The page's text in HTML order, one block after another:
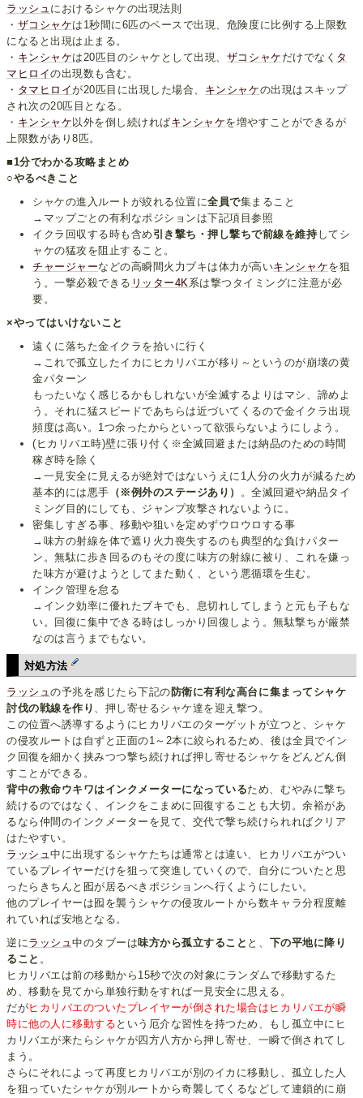
ラッシュ におけるシャケの出現法則
・ ザコシャケは1秒間に6匹のペースで出現、危険度に比例する上限数
になると出現は止まる。
・ キンシャケは20匹目のシャケとして出現、 ザコシャケ だけでなく タ
マヒロイの出現数も含む。
・ タマヒロイが20匹目に出現した場合、 キンシャケの出現はスキップ
され次の20匹目となる。
・ キンシャケ以外を倒し続ければキンシャケを増やすことができるが
上限数があり8匹。
■1分でわかる攻略まとめ
○やるべきこと
シャケの進入ルートが絞れる位置に全員で集まること
→マップごとの有利なポジションは下記項目参照
イクラ回収する時も含め 引き撃ち・押し撃ちで前線を維持 してシ
ャケの猛攻を阻止すること。
チャージャーなどの高瞬間火力ブキは体力が高いキンシャケを狙
う。一撃必殺できる リッター4K 系は撃つタイミングに注意が必
要。
×やってはいけないこと
遠くに落ちた金イクラを拾いに行く
→これで孤立したイカにヒカリバエが移り～というのが崩壊の黄
金パターン
もったいなく感じるかもしれないが全滅するよりはマシ、諦めよ
う。それに猛スピードであちらは近づいてくるので金イクラ出現
頻度は高い。1つ余ったからといって欲張らないようにしよう。
(ヒカリバエ時)壁に張り付く※全滅回避または納品のための時間
稼ぎ時を除く
→一見安全に見えるが絶対ではないうえに1人分の火力が減るため
基本的には悪手 （※例外のステージあり） 。全滅回避や納品タイ
ミング目的にしても、ジャンプ攻撃されないように。
密集しすぎる事、移動や狙いを定めずウロウロする事
→味方の射線を体で遮り火力喪失するのも典型的な負けパター
ン。無駄に歩き回るのもその度に味方の射線に被り、これを嫌っ
た味方が避けようとしてまた動く、という悪循環を生む。
インク管理を怠る
→インク効率に優れたブキでも、息切れしてしまうと元も子もな
い。回復に集中できる時はしっかり回復しよう。無駄撃ちが厳禁
なのは言うまでもない。
対処方法
ラッシュの予兆を感じたら下記の 防衛に有利な高台に集まってシャケ
討伐の戦線を作り 、押し寄せるシャケ達を迎え撃つ。
この位置へ誘導するようにヒカリバエのターゲットが立つと、シャケ
の侵攻ルートは自ずと正面の1～2本に絞られるため、後は全員でイン
ク回復を細かく挟みつつ撃ち続ければ押し寄せるシャケをどんどん倒
すことができる。
背中の救命ウキワはインクメーターになっているため、むやみに撃ち
続けるのではなく、インクをこまめに回復することも大切。余裕があ
るなら仲間のインクメーターを見て、交代で撃ち続けられればクリア
はたやすい。
ラッシュ中に出現するシャケたちは通常とは違い、ヒカリバエがつい
ているプレイヤーだけを狙って突進していくので、自分についたと思
ったらきちんと囮が居るべきポジションへ行くようにしたい。
他のプレイヤーは囮を襲うシャケの侵攻ルートから数キャラ分程度離
れていれば安地となる。
逆にラッシュ中のタブーは味方から孤立すること と、 下の平地に降り
ること 。
ヒカリバエは前の移動から15秒で次の対象にランダムで移動するた
め、移動を見てから単独行動をすれば一見安全に思える。
だがヒカリバエのついたプレイヤーが倒された場合はヒカリバエが瞬
時に他の人に移動する という厄介な習性を持つため、もし孤立中にヒ
カリバエが来たらシャケが四方八方から押し寄せ、一瞬で倒されてし
まう。
さらにそれによって再度ヒカリバエが別のイカに移動し、孤立した人
を狙っていたシャケが別ルートから奇襲してくるなどして連鎖的に崩